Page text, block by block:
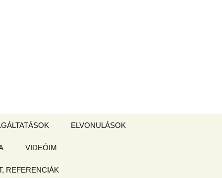
BOLT
ELVONULÁSOK
VIDEÓIM
REFERENCIÁK